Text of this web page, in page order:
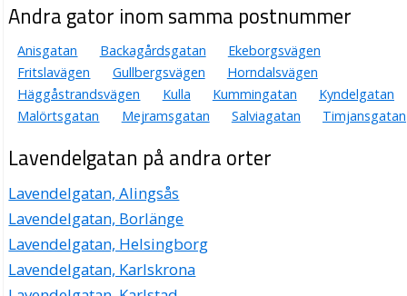
Andra gator inom samma postnummer
Anisgatan Backagårdsgatan
Ekeborgsvägen
Fritslavägen
Gullbergsvägen
Horndalsvägen
Häggåstrandsvägen
Kulla Kummingatan
Kyndelgatan
Malörtsgatan
Mejramsgatan Salviagatan Timjansgatan
Lavendelgatan på andra orter
Lavendelgatan, Alingsås
Lavendelgatan, Borlänge
Lavendelgatan, Helsingborg
Lavendelgatan, Karlskrona